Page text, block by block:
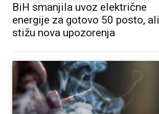
BiH smanjila uvoz električne
energije za gotovo 50 posto, ali
stižu nova upozorenja